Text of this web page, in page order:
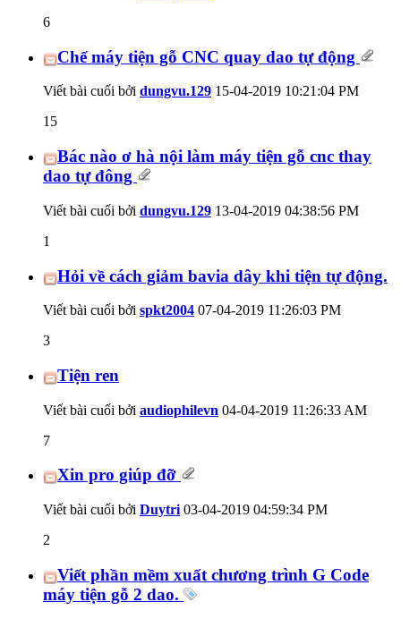
6
Chế máy tiện gỗ CNC quay dao tự động
Viết bài cuối bởi dungvu.129 15-04-2019 10:21:04 PM
15
Bác nào ơ hà nội làm máy tiện gỗ cnc thay
dao tự đông
Viết bài cuối bởi dungvu.129 13-04-2019 04:38:56 PM
1
Hỏi về cách giảm bavia dây khi tiện tự động.
Viết bài cuối bởi spkt2004 07-04-2019 11:26:03 PM
3
Tiện ren
Viết bài cuối bởi audiophilevn 04-04-2019 11:26:33 AM
7
Xin pro giúp đỡ
Viết bài cuối bởi Duytri 03-04-2019 04:59:34 PM
2
Viết phần mềm xuất chương trình G Code
máy tiện gỗ 2 dao.